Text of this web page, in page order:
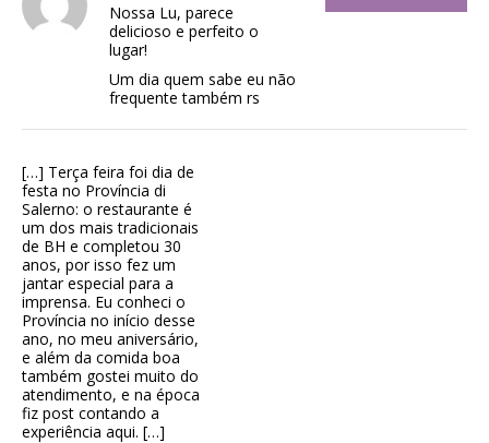
Nossa Lu, parece
delicioso e perfeito o
lugar!
Um dia quem sabe eu não
frequente também rs
[…] Terça feira foi dia de
festa no Província di
Salerno: o restaurante é
um dos mais tradicionais
de BH e completou 30
anos, por isso fez um
jantar especial para a
imprensa. Eu conheci o
Província no início desse
ano, no meu aniversário,
e além da comida boa
também gostei muito do
atendimento, e na época
fiz post contando a
experiência aqui. […]